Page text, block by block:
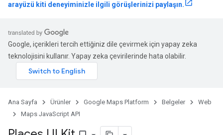
arayüzü kiti deneyiminizle ilgili görüşlerinizi paylaşın.
Google, içerikleri tercih ettiğiniz dile çevirmek için yapay zeka
teknolojisini kullanır. Yapay zeka çevirilerinde hata olabilir.
Ana Sayfa Ürünler Google Maps Platform Belgeler
Web
Maps JavaScript API